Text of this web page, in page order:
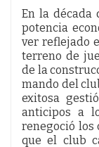
En la década
potencia
ver reflejado
terreno de
de la
mando del
exitosa
anticipos a
renegoció los
que el club